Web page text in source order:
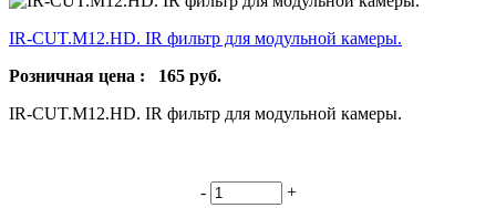
IR-CUT.M12.HD. IR фильтр для модульной камеры.
Розничная цена : 165 руб.
IR-CUT.M12.HD. IR фильтр для модульной камеры.
- +